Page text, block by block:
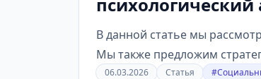
В данной статье мы
Мы также предложим
06.03.2026 Статья